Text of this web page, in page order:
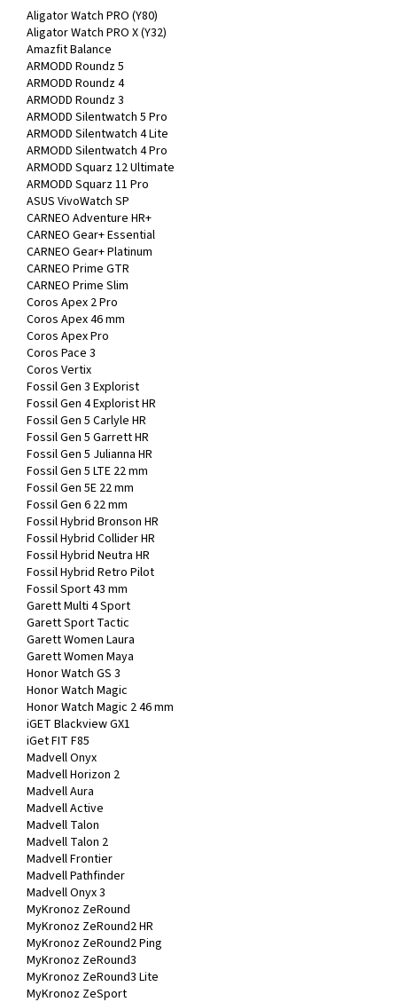
Aligator Watch PRO (Y80)
Aligator Watch PRO X (Y32)
Amazfit Balance
ARMODD Roundz 5
ARMODD Roundz 4
ARMODD Roundz 3
ARMODD Silentwatch 5 Pro
ARMODD Silentwatch 4 Lite
ARMODD Silentwatch 4 Pro
ARMODD Squarz 12 Ultimate
ARMODD Squarz 11 Pro
ASUS VivoWatch SP
CARNEO Adventure HR+
CARNEO Gear+ Essential
CARNEO Gear+ Platinum
CARNEO Prime GTR
CARNEO Prime Slim
Coros Apex 2 Pro
Coros Apex 46 mm
Coros Apex Pro
Coros Pace 3
Coros Vertix
Fossil Gen 3 Explorist
Fossil Gen 4 Explorist HR
Fossil Gen 5 Carlyle HR
Fossil Gen 5 Garrett HR
Fossil Gen 5 Julianna HR
Fossil Gen 5 LTE 22 mm
Fossil Gen 5E 22 mm
Fossil Gen 6 22 mm
Fossil Hybrid Bronson HR
Fossil Hybrid Collider HR
Fossil Hybrid Neutra HR
Fossil Hybrid Retro Pilot
Fossil Sport 43 mm
Garett Multi 4 Sport
Garett Sport Tactic
Garett Women Laura
Garett Women Maya
Honor Watch GS 3
Honor Watch Magic
Honor Watch Magic 2 46 mm
iGET Blackview GX1
iGet FIT F85
Madvell Onyx
Madvell Horizon 2
Madvell Aura
Madvell Active
Madvell Talon
Madvell Talon 2
Madvell Frontier
Madvell Pathfinder
Madvell Onyx 3
MyKronoz ZeRound
MyKronoz ZeRound2 HR
MyKronoz ZeRound2 Ping
MyKronoz ZeRound3
MyKronoz ZeRound3 Lite
MyKronoz ZeSport